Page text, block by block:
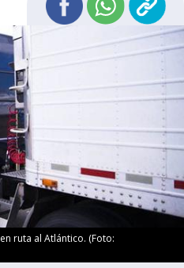
ruta al Atlántico. (Foto: